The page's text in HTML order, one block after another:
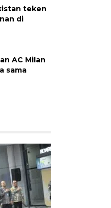
teken
di
AC Milan
sama